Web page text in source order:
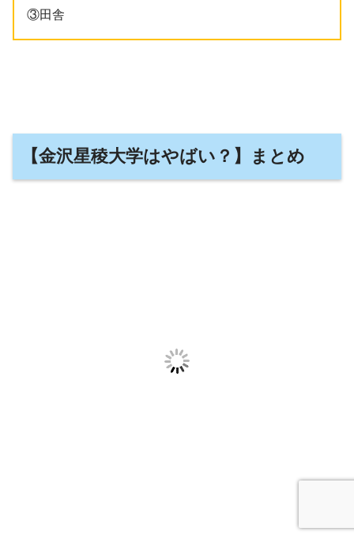
③田舎
【金沢星稜大学はやばい？】まとめ